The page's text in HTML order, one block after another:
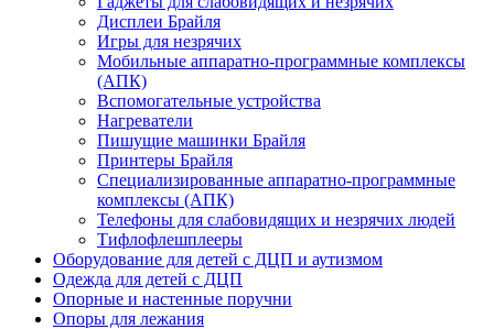
Дисплеи Брайля
Игры для незрячих
Мобильные аппаратно-программные комплексы
(АПК)
Вспомогательные устройства
Нагреватели
Пишущие машинки Брайля
Принтеры Брайля
Специализированные аппаратно-программные
комплексы (АПК)
Телефоны для слабовидящих и незрячих людей
Тифлофлешплееры
Оборудование для детей с ДЦП и аутизмом
Одежда для детей с ДЦП
Опорные и настенные поручни
Опоры для лежания